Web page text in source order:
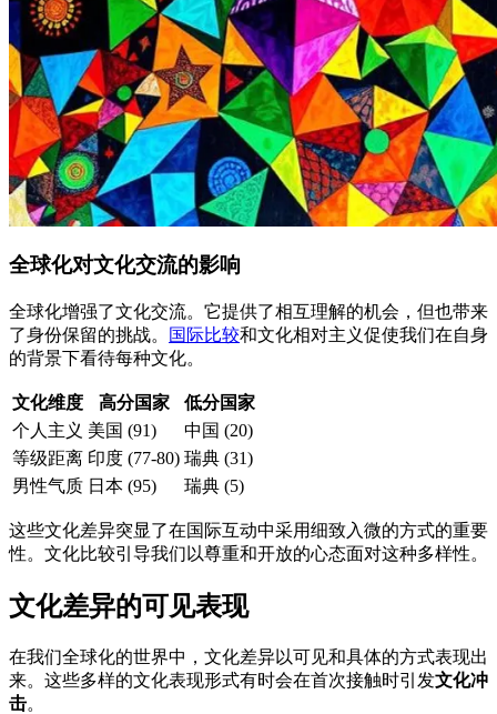
全球化对文化交流的影响
全球化增强了文化交流。它提供了相互理解的机会，但也带来
了身份保留的挑战。
国际比较和文化相对主义促使我们在自身
的背景下看待每种文化。
文化维度 高分国家
低分国家
个人主义 美国 (91)
中国 (20)
等级距离 印度 (77-80) 瑞典 (31)
男性气质 日本 (95) 瑞典 (5)
这些文化差异突显了在国际互动中采用细致入微的方式的重要
性。文化比较引导我们以尊重和开放的心态面对这种多样性。
文化差异的可见表现
在我们全球化的世界中，文化差异以可见和具体的方式表现出
来。这些多样的文化表现形式有时会在首次接触时引发文化冲
击。